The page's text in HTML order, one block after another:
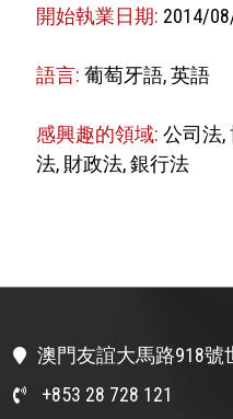
開始執業日期: 2014/
語言:葡萄牙語, 英語
感興趣的領域:公司法,
法, 財政法, 銀行法
澳門友誼大馬路918號
+853 28 728 121